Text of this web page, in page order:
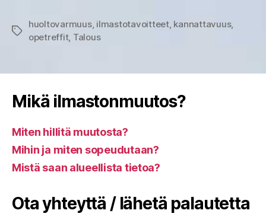
Avainsanat
huoltovarmuus, ilmastotavoitteet, kannattavuus,
opetreffit, Talous
Mikä ilmastonmuutos?
Miten hillitä muutosta?
Mihin ja miten sopeudutaan?
Mistä saan alueellista tietoa?
Ota yhteyttä / lähetä palautetta